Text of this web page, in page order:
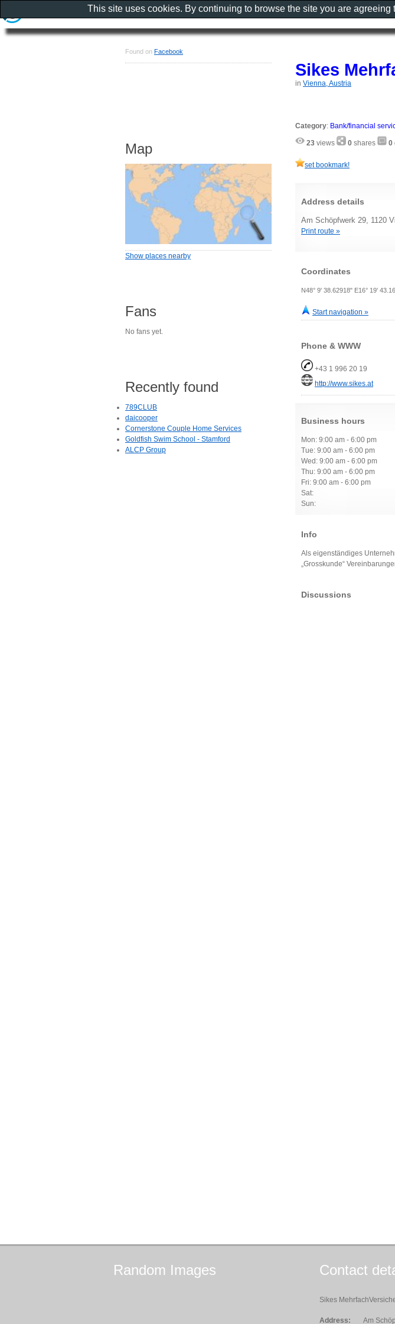
Sikes
in Vienna, Austria
Category: Bank/financial
23 views 0 shares 0
set bookmark!
Address details
Am Schöpfwerk 29, 1120
Print route »
Coordinates
N48° 9' 38.62918" E16° 19'
Start navigation »
Phone & WWW
+43 1 996 20 19
http://www.sikes.at
Business hours
Mon: 9:00 am - 6:00 pm
Tue: 9:00 am - 6:00 pm
Wed: 9:00 am - 6:00 pm
Thu: 9:00 am - 6:00 pm
Fri: 9:00 am - 6:00 pm
Sat:
Sun:
Info
Als eigenständiges
„Grosskunde“
Discussions
Found on Facebook
Map
Show places nearby
Fans
No fans yet.
Recently found
789CLUB
daicooper
Cornerstone Couple Home Services
Goldfish Swim School - Stamford
ALCP Group
Random Images Contact
Sikes
Address: Am
This site uses cookies. By continuing to browse the site you are